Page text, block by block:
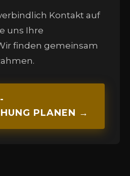
Kontakt auf
uns Ihre
finden gemeinsam
PLANEN →